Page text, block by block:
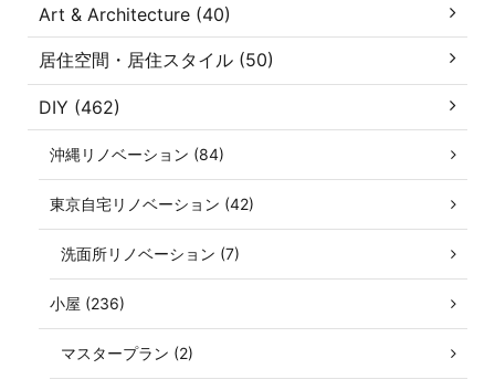
Art & Architecture (40)
居住空間・居住スタイル (50)
DIY (462)
沖縄リノベーション (84)
東京自宅リノベーション (42)
洗面所リノベーション (7)
小屋 (236)
マスタープラン (2)